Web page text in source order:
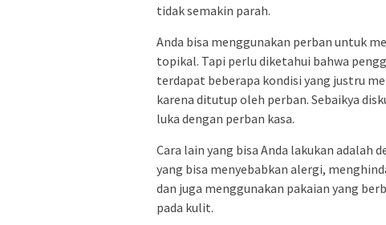
tidak semakin parah.
Anda bisa menggunakan perban untuk
topikal. Tapi perlu diketahui bahwa
terdapat beberapa kondisi yang justru
karena ditutup oleh perban. Sebaikya
luka dengan perban kasa.
Cara lain yang bisa Anda lakukan adalah
yang bisa menyebabkan alergi,
dan juga menggunakan pakaian yang
pada kulit.